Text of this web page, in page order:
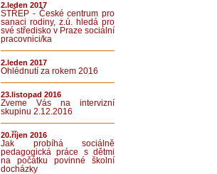
2.leden 2017
STŘEP - České centrum pro
sanaci rodiny, z.ú. hledá pro
své středisko v Praze sociální
pracovnici/ka
2.leden 2017
Ohlédnutí za rokem 2016
23.listopad 2016
Zveme Vás na intervizní
skupinu 2.12.2016
20.říjen 2016
Jak probíhá sociálně
pedagogická práce s dětmi
na počátku povinné školní
docházky